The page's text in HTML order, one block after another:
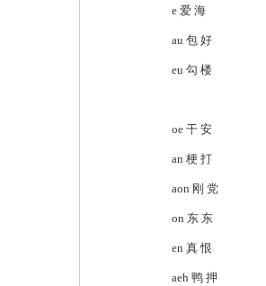
e 爱 海
au 包 好
eu 勾 楼
oe 干 安
an 梗 打
aon 刚 党
on 东 东
en 真 恨
aeh 鸭 押